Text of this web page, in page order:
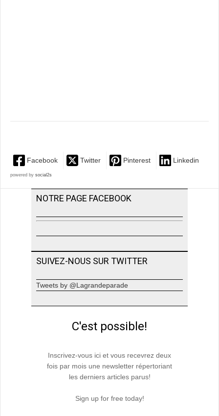
Facebook Twitter Pinterest Linkedin
powered by social2s
NOTRE PAGE FACEBOOK
SUIVEZ-NOUS SUR TWITTER
Tweets by @Lagrandeparade
C'est possible!
Inscrivez-vous ici et vous recevrez deux
fois par mois une newsletter répertoriant
les derniers articles parus!
Sign up for free today!